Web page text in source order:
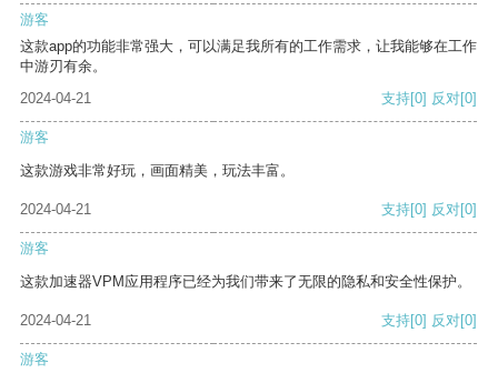
游客
这款app的功能非常强大，可以满足我所有的工作需求，让我能够在工作
中游刃有余。
2024-04-21
支持[0] 反对[0]
游客
这款游戏非常好玩，画面精美，玩法丰富。
2024-04-21 支持[0] 反对[0]
游客
这款加速器VPM应用程序已经为我们带来了无限的隐私和安全性保护。
2024-04-21 支持[0] 反对[0]
游客